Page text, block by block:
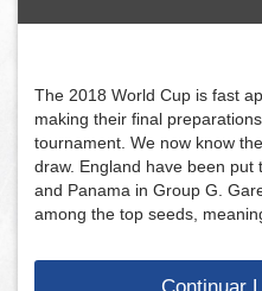
The 2018 World Cup is fast
making their final
tournament. We now know
draw. England have been put
and Panama in Group G.
among the top seeds,